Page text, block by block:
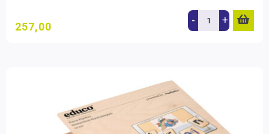
257,00 - +